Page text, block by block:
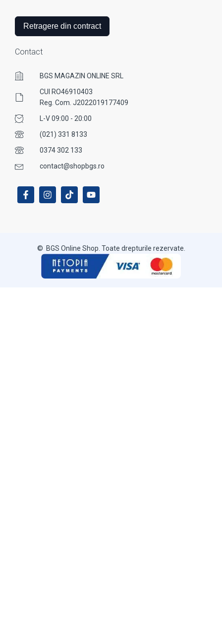
Retragere din contract
Contact
BGS MAGAZIN ONLINE SRL
CUI RO46910403
Reg. Com. J2022019177409
L-V 09:00 - 20:00
(021) 331 8133
0374 302 133
contact@shopbgs.ro
© BGS Online Shop. Toate drepturile rezervate.